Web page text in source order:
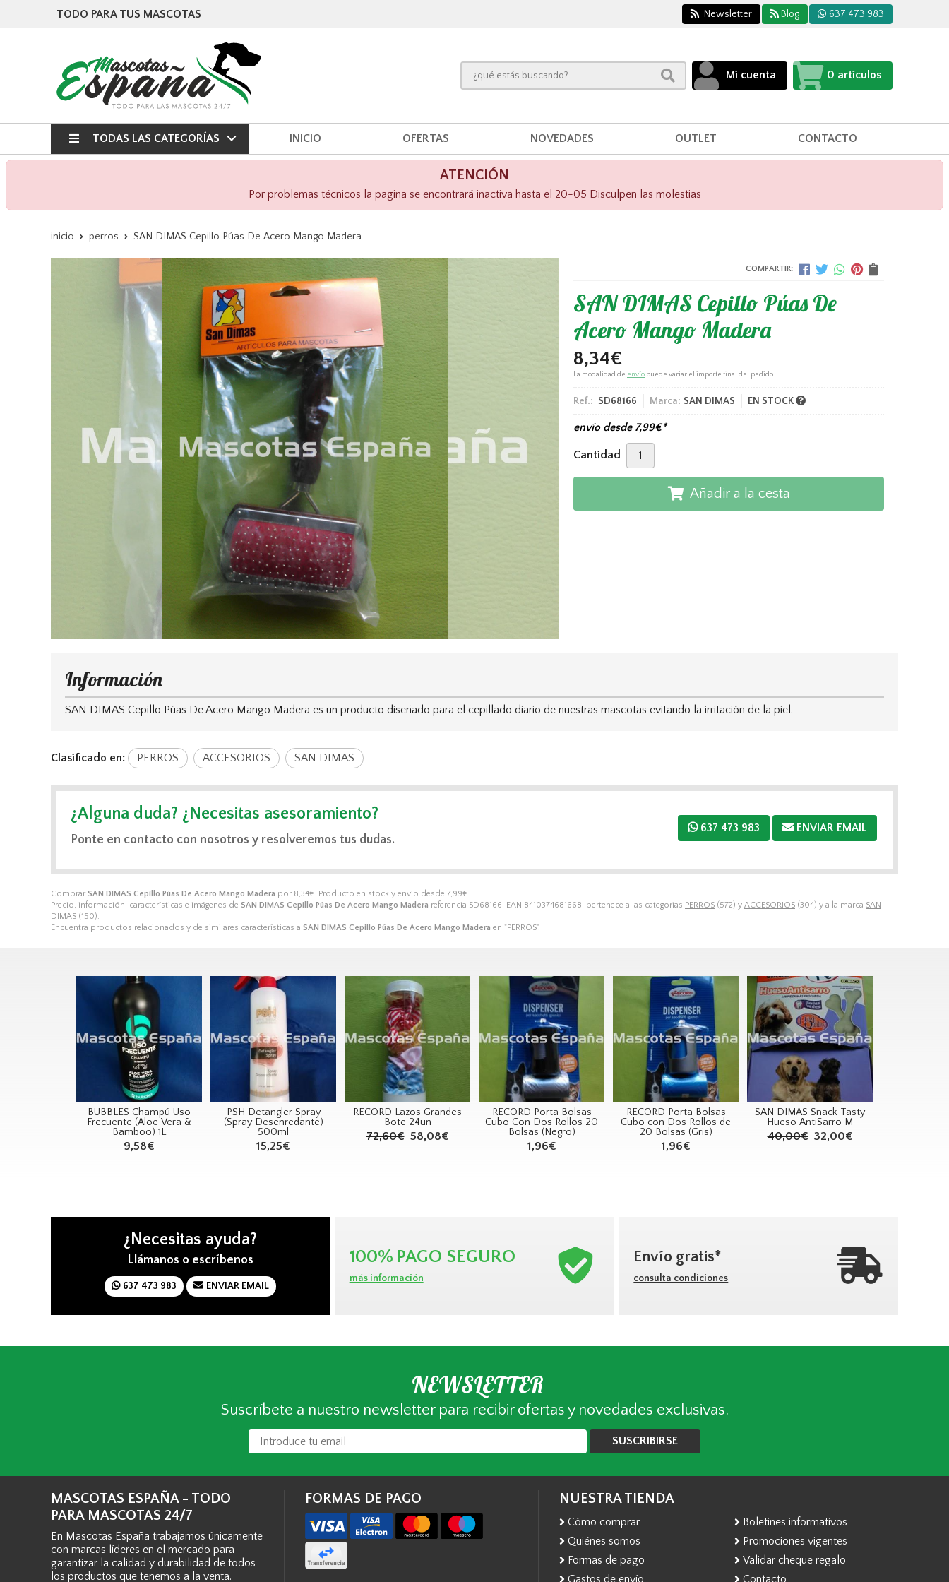
TODO PARA TUS MASCOTAS Newsletter Blog 637 473 983
Mi cuenta 0 artículos
TODAS LAS CATEGORÍAS INICIO OFERTAS NOVEDADES OUTLET CONTACTO
ATENCIÓN
Por problemas técnicos la pagina se encontrará inactiva hasta el 20-05 Disculpen las molestias
inicio perros SAN DIMAS Cepillo Púas De Acero Mango Madera
COMPARTIR:
SAN DIMAS Cepillo Púas De
Acero Mango Madera
8,34€
La modalidad de envío puede variar el importe final del pedido.
Ref.: SD68166 Marca: SAN DIMAS EN STOCK
envío desde 7,99€*
Cantidad
Añadir a la cesta
Comprar SAN DIMAS Cepillo Púas De Acero Mango Madera por 8,34€. Producto en stock y envío desde 7,99€.
Precio, información, características e imágenes de SAN DIMAS Cepillo Púas De Acero Mango Madera referencia SD68166, EAN 8410374681668, pertenece a las categorías PERROS (572) y ACCESORIOS (304) y a la marca SAN
DIMAS (150).
Encuentra productos relacionados y de similares características a SAN DIMAS Cepillo Púas De Acero Mango Madera en "PERROS".
Información
SAN DIMAS Cepillo Púas De Acero Mango Madera es un producto diseñado para el cepillado diario de nuestras mascotas evitando la irritación de la piel.
Clasificado en: PERROS ACCESORIOS SAN DIMAS
¿Alguna duda? ¿Necesitas asesoramiento?
Ponte en contacto con nosotros y resolveremos tus dudas.
637 473 983 ENVIAR EMAIL
BUBBLES Champú Uso
Frecuente (Aloe Vera &
Bamboo) 1L
9,58€
PSH Detangler Spray
(Spray Desenredante)
500ml
15,25€
RECORD Lazos Grandes
Bote 24un
72,60€ 58,08€
RECORD Porta Bolsas
Cubo Con Dos Rollos 20
Bolsas (Negro)
1,96€
RECORD Porta Bolsas
Cubo con Dos Rollos de
20 Bolsas (Gris)
1,96€
SAN DIMAS Snack Tasty
Hueso AntiSarro M
40,00€ 32,00€
¿Necesitas ayuda?
Llámanos o escríbenos
637 473 983 ENVIAR EMAIL
100% PAGO SEGURO
más información
Envío gratis*
consulta condiciones
NEWSLETTER
Suscríbete a nuestro newsletter para recibir ofertas y novedades exclusivas.
SUSCRIBIRSE
MASCOTAS ESPAÑA - TODO
PARA MASCOTAS 24/7
En Mascotas España trabajamos únicamente
con marcas líderes en el mercado para
garantizar la calidad y durabilidad de todos
los productos que tenemos a la venta.
FORMAS DE PAGO NUESTRA TIENDA
Cómo comprar
Quiénes somos
Formas de pago
Gastos de envío
Boletines informativos
Promociones vigentes
Validar cheque regalo
Contacto